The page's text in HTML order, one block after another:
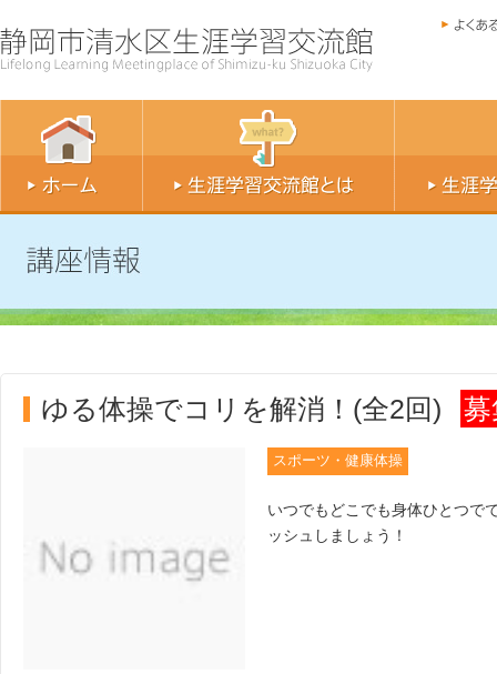
ゆる体操でコリを解消！(全2回)
スポーツ・健康体操
いつでもどこでも身体ひとつで
ッシュしましょう！